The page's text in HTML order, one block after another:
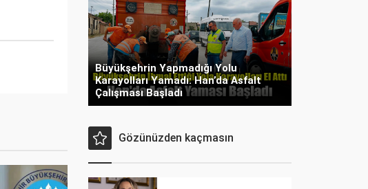
Büyükşehrin Yapmadığı Yolu
Karayolları Yamadı: Han’da Asfalt
Çalışması Başladı
Gözünüzden kaçmasın